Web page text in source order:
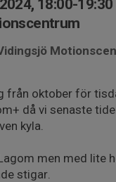
18:00-19:30
från oktober för
då vi senaste
kyla.
men med lite
stigar.